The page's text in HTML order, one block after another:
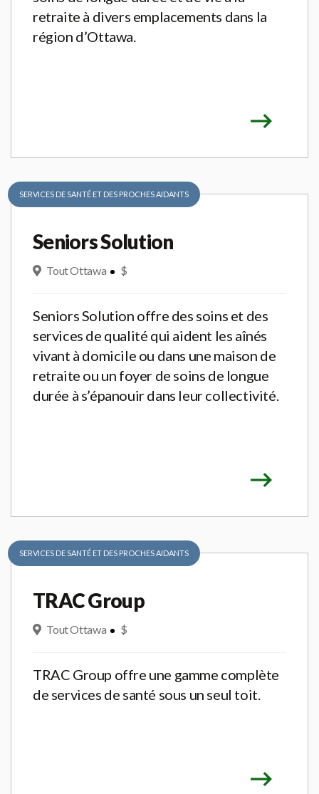
retraite à divers emplacements dans la
région d’Ottawa.
SERVICES DE SANTÉ ET DES PROCHES AIDANTS
Seniors Solution
Tout Ottawa $
Seniors Solution offre des soins et des
services de qualité qui aident les aînés
vivant à domicile ou dans une maison de
retraite ou un foyer de soins de longue
durée à s’épanouir dans leur collectivité.
SERVICES DE SANTÉ ET DES PROCHES AIDANTS
TRAC Group
Tout Ottawa $
TRAC Group offre une gamme complète
de services de santé sous un seul toit.